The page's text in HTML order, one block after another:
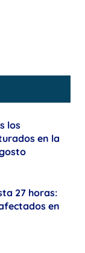
los
en la
27 horas:
en